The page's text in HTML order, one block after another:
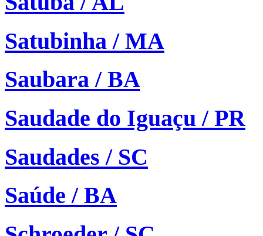
Satubinha / MA
Saubara / BA
Saudade do Iguaçu / PR
Saudades / SC
Saúde / BA